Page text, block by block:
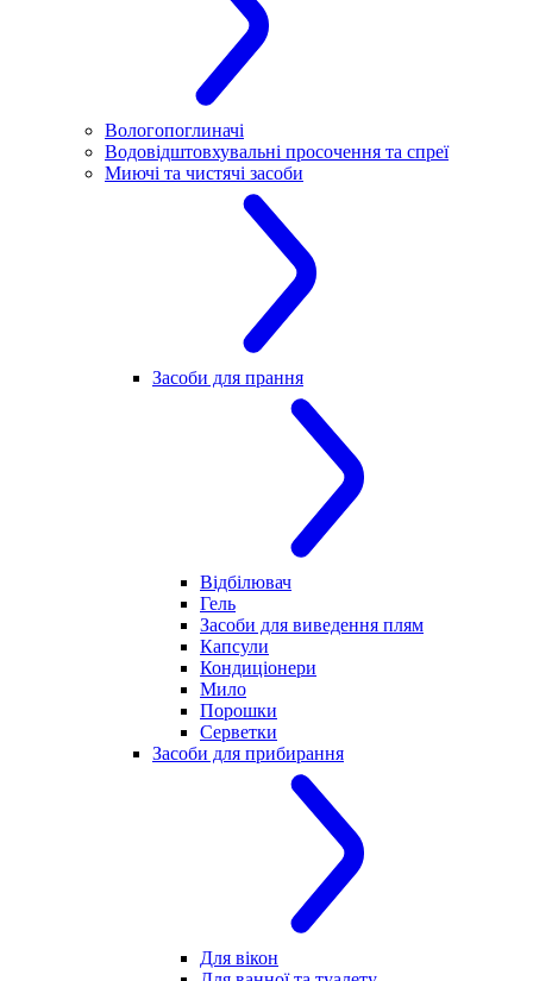
Вологопоглиначі
Водовідштовхувальні просочення та спреї
Миючі та чистячі засоби
Засоби для прання
Відбілювач
Гель
Засоби для виведення плям
Капсули
Кондиціонери
Мило
Порошки
Серветки
Засоби для прибирання
Для вікон